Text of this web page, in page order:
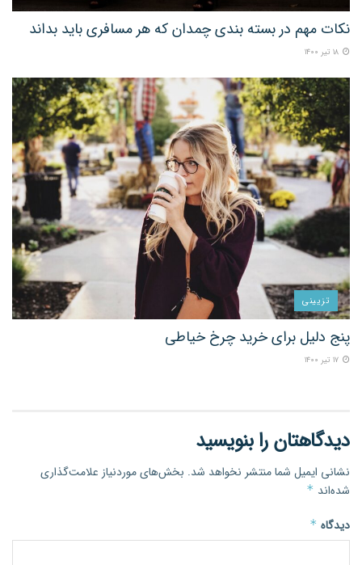
نکات مهم در بسته بندی چمدان که هر مسافری باید بداند
تزیینی
پنج دلیل برای خرید چرخ خیاطی
دیدگاهتان را بنویسید
نشانی ایمیل شما منتشر نخواهد شد. بخش‌های موردنیاز علامت‌گذاری
شده‌اند *
دیدگاه *